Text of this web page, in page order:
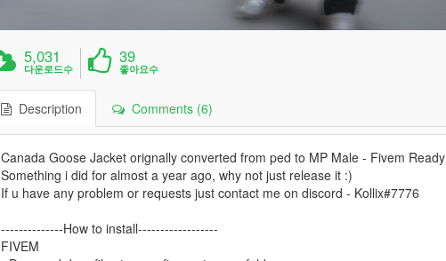
5,031
다운로드수
39
좋아요수
Description Comments (6)
Canada Goose Jacket orignally converted from ped to MP Male - Fivem Ready
Something i did for almost a year ago, why not just release it :)
If u have any problem or requests just contact me on discord - Kollix#7776
--------------How to install------------------
FIVEM